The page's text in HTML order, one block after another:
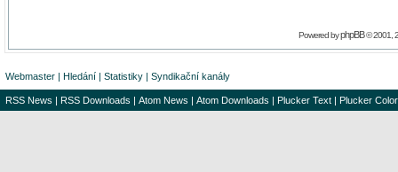
Powered byphpBB© 2001,
Webmaster | Hledání | Statistiky | Syndikační kanály
RSS News | RSS Downloads | Atom News | Atom Downloads | Plucker Text | Plucker Color